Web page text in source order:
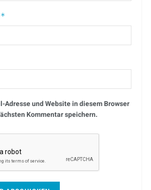
*
Adresse und Website in diesem Browser
Kommentar speichern.